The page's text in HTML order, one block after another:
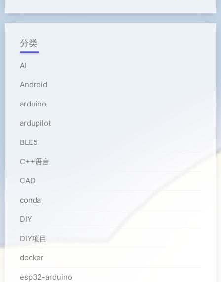
分类
AI
Android
arduino
ardupilot
BLE5
C++语言
CAD
conda
DIY
DIY项目
docker
esp32-arduino